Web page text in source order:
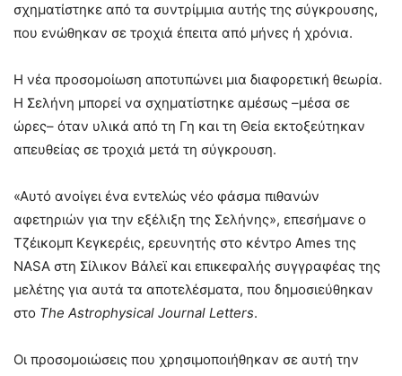
σχηματίστηκε από τα συντρίμμια αυτής της σύγκρουσης,
που ενώθηκαν σε τροχιά έπειτα από μήνες ή χρόνια.
Η νέα προσομοίωση αποτυπώνει μια διαφορετική θεωρία.
Η Σελήνη μπορεί να σχηματίστηκε αμέσως –μέσα σε
ώρες– όταν υλικά από τη Γη και τη Θεία εκτοξεύτηκαν
απευθείας σε τροχιά μετά τη σύγκρουση.
«Αυτό ανοίγει ένα εντελώς νέο φάσμα πιθανών
αφετηριών για την εξέλιξη της Σελήνης», επεσήμανε ο
Τζέικομπ Κεγκερέις, ερευνητής στο κέντρο Ames της
NASA στη Σίλικον Βάλεϊ και επικεφαλής συγγραφέας της
μελέτης για αυτά τα αποτελέσματα, που δημοσιεύθηκαν
στο The Astrophysical Journal Letters.
Οι προσομοιώσεις που χρησιμοποιήθηκαν σε αυτή την